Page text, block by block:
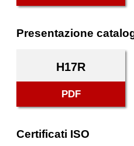
Presentazione
H17R
PDF
Certificati ISO